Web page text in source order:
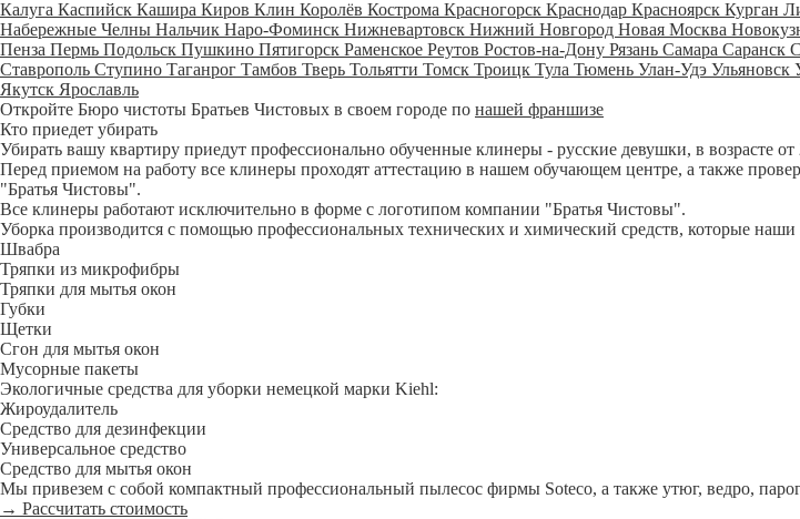
Калуга Каспийск Кашира Киров Клин Королёв Кострома Красногорск Краснодар Красноярск Курган
Набережные Челны Нальчик Наро-Фоминск Нижневартовск Нижний Новгород Новая Москва
Пенза Пермь Подольск Пушкино Пятигорск Раменское Реутов Ростов-на-Дону Рязань Самара Саранск
Ставрополь Ступино Таганрог Тамбов Тверь Тольятти Томск Троицк Тула Тюмень Улан-Удэ Ульяновск
Якутск Ярославль
Откройте Бюро чистоты Братьев Чистовых в своем городе по нашей франшизе
Кто приедет убирать
Убирать вашу квартиру приедут профессионально обученные клинеры - русские девушки, в возрасте от
Перед приемом на работу все клинеры проходят аттестацию в нашем обучающем центре, а также
"Братья Чистовы".
Все клинеры работают исключительно в форме с логотипом компании "Братья Чистовы".
Уборка производится с помощью профессиональных технических и химический средств, которые наши
Швабра
Тряпки из микрофибры
Тряпки для мытья окон
Губки
Щетки
Сгон для мытья окон
Мусорные пакеты
Экологичные средства для уборки немецкой марки Kiehl:
Жироудалитель
Средство для дезинфекции
Универсальное средство
Средство для мытья окон
Мы привезем с собой компактный профессиональный пылесос фирмы Soteco, а также утюг, ведро,
→ Рассчитать стоимость